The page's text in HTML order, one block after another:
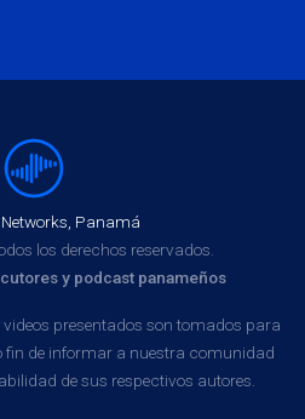
Panamá
los derechos reservados.
y podcast panameños
presentados son tomados para
fin de informar a nuestra comunidad
de sus respectivos autores.